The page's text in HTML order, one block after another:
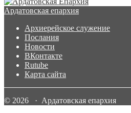
Ардатовская епархия
Архиерейское служение
Послания
Новости
ВКонтакте
Rutube
Карта сайта
© 2026 · Ардатовская епархия